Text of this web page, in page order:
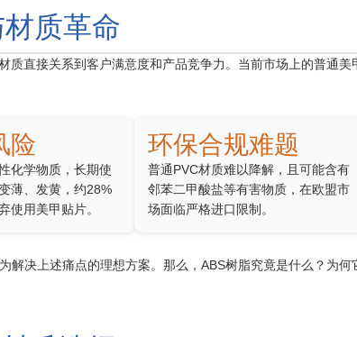
质革命
质直接关系到客户满意度和产品竞争力。当前市场上的普通美
险
化学物质，长期使
薄、发黄，约28%
使用美甲贴片。
环保合规难题
普通PVC材质难以降解，且可能含有
邻苯二甲酸盐等有害物质，在欧盟市
场面临严格进口限制。
解决上述痛点的理想方案。那么，ABS树脂究竟是什么？为何